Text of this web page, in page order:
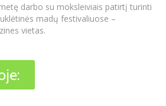
darbo su moksleiviais patirtį turinti
madų festivaliuose –
vietas.